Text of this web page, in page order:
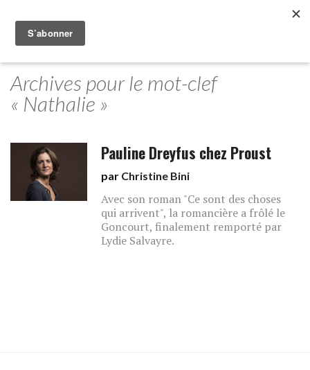
Archives pour le mot-clef
« Nathalie »
Pauline Dreyfus chez Proust
par Christine Bini
Avec son roman "Ce sont des choses
qui arrivent", la romancière a frôlé le
Goncourt, finalement remporté par
Lydie Salvayre.